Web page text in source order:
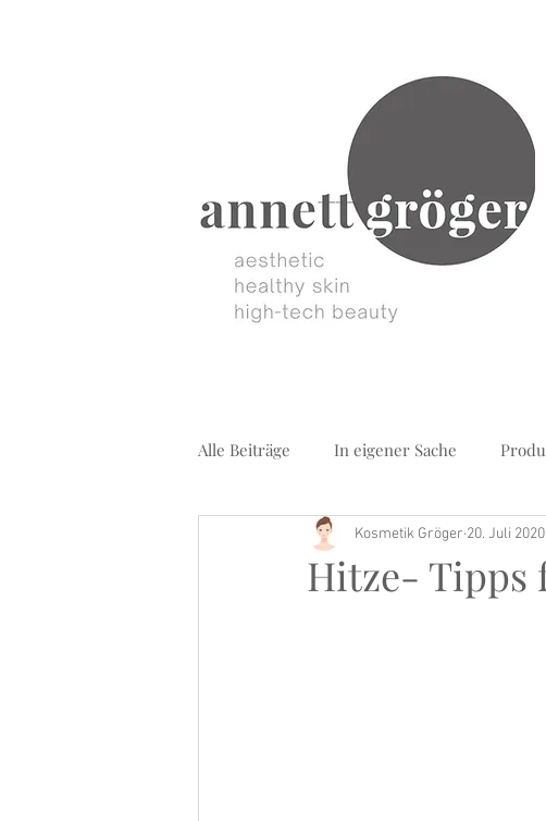
Alle Beiträge In eigener Sache
Buch Tipp
Hitze- Tipps
Kosmetik Gröger 20. Juli 2020